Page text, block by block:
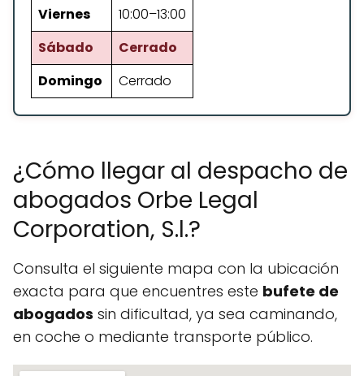
Viernes
10:00–13:00
Sábado
Cerrado
Domingo
Cerrado
¿Cómo llegar al despacho de
abogados Orbe Legal
Corporation, S.l.?
Consulta el siguiente mapa con la ubicación
exacta para que encuentres este bufete de
abogados sin dificultad, ya sea caminando,
en coche o mediante transporte público.